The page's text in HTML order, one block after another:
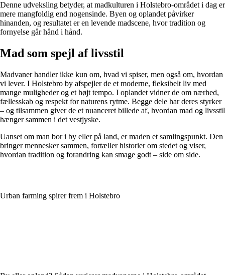
Denne udveksling betyder, at madkulturen i Holstebro-området i dag er
mere mangfoldig end nogensinde. Byen og oplandet påvirker
hinanden, og resultatet er en levende madscene, hvor tradition og
fornyelse går hånd i hånd.
Mad som spejl af livsstil
Madvaner handler ikke kun om, hvad vi spiser, men også om, hvordan
vi lever. I Holstebro by afspejler de et moderne, fleksibelt liv med
mange muligheder og et højt tempo. I oplandet vidner de om nærhed,
fællesskab og respekt for naturens rytme. Begge dele har deres styrker
– og tilsammen giver de et nuanceret billede af, hvordan mad og livsstil
hænger sammen i det vestjyske.
Uanset om man bor i by eller på land, er maden et samlingspunkt. Den
bringer mennesker sammen, fortæller historier om stedet og viser,
hvordan tradition og forandring kan smage godt – side om side.
Urban farming spirer frem i Holstebro